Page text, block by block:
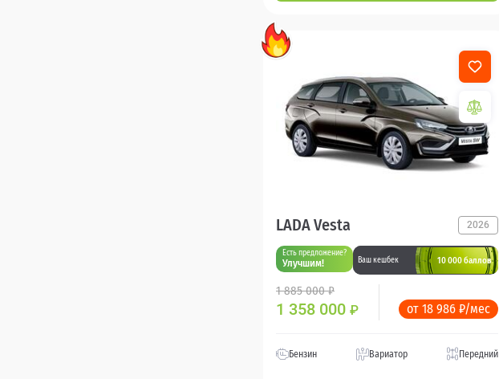
LADA Vesta 2026
Есть предложение?
Улучшим! Ваш кешбек 10 000 баллов
1 885 000 ₽
1 358 000 ₽ от 18 986 ₽/мес
Бензин Вариатор Передний